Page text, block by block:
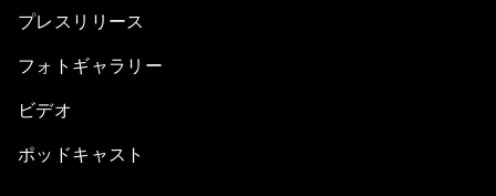
プレスリリース
フォトギャラリー
ビデオ
ポッドキャスト